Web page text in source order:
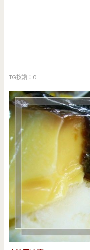
TG按讚：0